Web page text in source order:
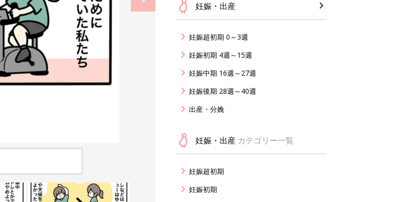
妊娠・出産
妊娠超初期 0～3週
妊娠初期 4週～15週
妊娠中期 16週～27週
妊娠後期 28週～40週
出産・分娩
妊娠・出産 カテゴリー一覧
妊娠超初期
妊娠初期